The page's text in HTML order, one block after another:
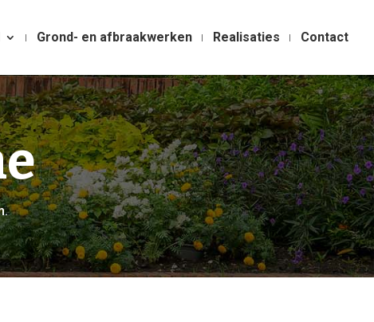
Grond- en afbraakwerken Realisaties Contact